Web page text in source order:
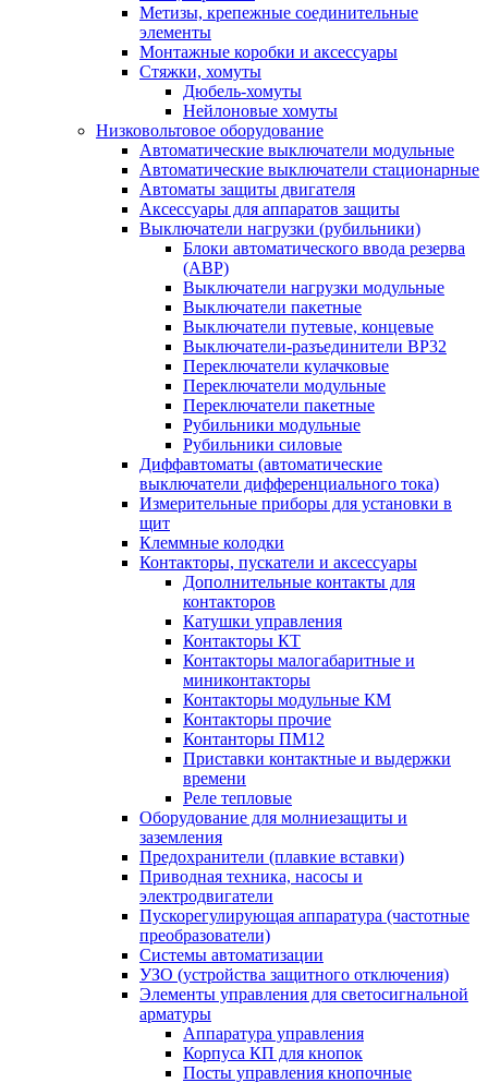
Метизы, крепежные соединительные
элементы
Монтажные коробки и аксессуары
Стяжки, хомуты
Дюбель-хомуты
Нейлоновые хомуты
Низковольтовое оборудование
Автоматические выключатели модульные
Автоматические выключатели стационарные
Автоматы защиты двигателя
Аксессуары для аппаратов защиты
Выключатели нагрузки (рубильники)
Блоки автоматического ввода резерва
(АВР)
Выключатели нагрузки модульные
Выключатели пакетные
Выключатели путевые, концевые
Выключатели-разъединители ВР32
Переключатели кулачковые
Переключатели модульные
Переключатели пакетные
Рубильники модульные
Рубильники силовые
Диффавтоматы (автоматические
выключатели дифференциального тока)
Измерительные приборы для установки в
щит
Клеммные колодки
Контакторы, пускатели и аксессуары
Дополнительные контакты для
контакторов
Катушки управления
Контакторы КТ
Контакторы малогабаритные и
миниконтакторы
Контакторы модульные КМ
Контакторы прочие
Контанторы ПМ12
Приставки контактные и выдержки
времени
Реле тепловые
Оборудование для молниезащиты и
заземления
Предохранители (плавкие вставки)
Приводная техника, насосы и
электродвигатели
Пускорегулирующая аппаратура (частотные
преобразователи)
Системы автоматизации
УЗО (устройства защитного отключения)
Элементы управления для светосигнальной
арматуры
Аппаратура управления
Корпуса КП для кнопок
Посты управления кнопочные